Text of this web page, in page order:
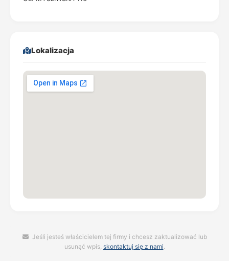
Lokalizacja
Jeśli jesteś właścicielem tej firmy i chcesz zaktualizować lub
usunąć wpis, skontaktuj się z nami.